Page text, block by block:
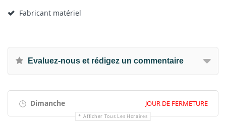
Fabricant matériel
Evaluez-nous et rédigez un commentaire
Dimanche JOUR DE FERMETURE
Afficher Tous Les Horaires